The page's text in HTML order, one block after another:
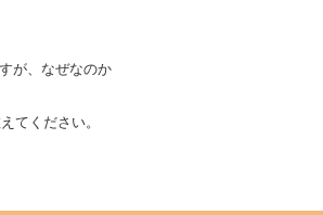
が、なぜなのか
てください。